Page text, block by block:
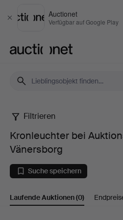
Schließen
Auctionet
Verfügbar auf Google Play
Kronleuchter
bei
Vänersborg
Filtrieren
Kronleuchter bei
Vänersborg
Suche speichern
Laufende Auktionen(0)